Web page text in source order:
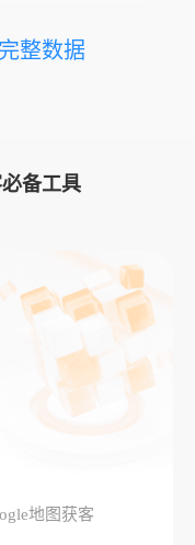
整数据
备工具
地图获客